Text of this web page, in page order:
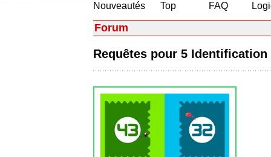
Nouveautés
Top
FAQ
Forum
Requêtes pour 5